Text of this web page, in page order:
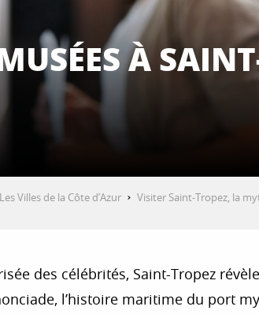
À
Les Villes de la Côte d’Azur Visiter Saint-Tropez, la
des célébrités, Saint-Tropez
l’histoire maritime du port